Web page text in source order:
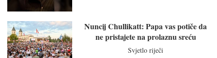
Nuncij Chullikatt: Papa vas potiče da
ne pristajete na prolaznu sreću
Svjetlo riječi